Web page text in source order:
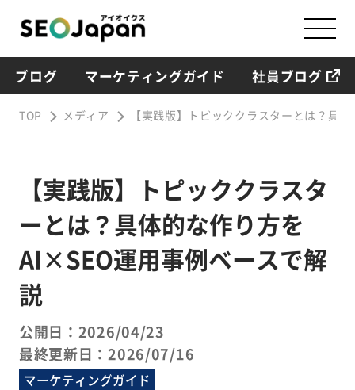
ブログ マーケティングガイド 社員ブログ
TOP メディア 【実践版】トピッククラスターとは？具
【実践版】トピッククラスタ
ーとは？具体的な作り方を
AI×SEO運用事例ベースで解
説
公開日：2026/04/23
最終更新日：2026/07/16
マーケティングガイド